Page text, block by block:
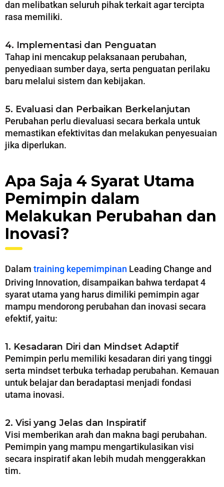
dan melibatkan seluruh pihak terkait agar tercipta
rasa memiliki.
4. Implementasi dan Penguatan
Tahap ini mencakup pelaksanaan perubahan,
penyediaan sumber daya, serta penguatan perilaku
baru melalui sistem dan kebijakan.
5. Evaluasi dan Perbaikan Berkelanjutan
Perubahan perlu dievaluasi secara berkala untuk
memastikan efektivitas dan melakukan penyesuaian
jika diperlukan.
Apa Saja 4 Syarat Utama
Pemimpin dalam
Melakukan Perubahan dan
Inovasi?
Dalam training kepemimpinan Leading Change and
Driving Innovation, disampaikan bahwa terdapat 4
syarat utama yang harus dimiliki pemimpin agar
mampu mendorong perubahan dan inovasi secara
efektif, yaitu:
1. Kesadaran Diri dan Mindset Adaptif
Pemimpin perlu memiliki kesadaran diri yang tinggi
serta mindset terbuka terhadap perubahan. Kemauan
untuk belajar dan beradaptasi menjadi fondasi
utama inovasi.
2. Visi yang Jelas dan Inspiratif
Visi memberikan arah dan makna bagi perubahan.
Pemimpin yang mampu mengartikulasikan visi
secara inspiratif akan lebih mudah menggerakkan
tim.